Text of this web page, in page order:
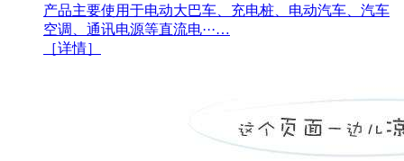
产品主要使用于电动大巴车、充电桩、电动汽车、汽车
空调、通讯电源等直流电···…
［详情］